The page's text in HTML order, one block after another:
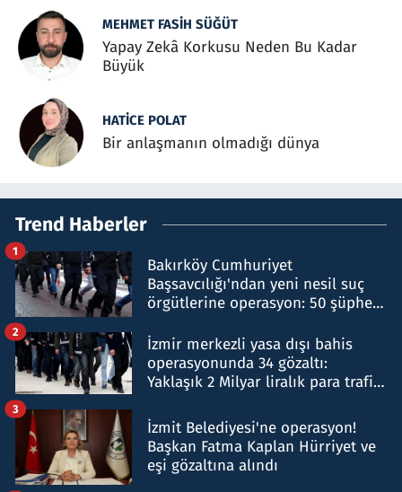
MEHMET FASIH SÜĞÜT
Yapay Zekâ Korkusu Neden Bu Kadar
Büyük
HATICE POLAT
Bir anlaşmanın olmadığı dünya
Trend Haberler
Bakırköy Cumhuriyet
Başsavcılığı'ndan yeni nesil suç
örgütlerine operasyon: 50 şüpheli
1
İzmir merkezli yasa dışı bahis
operasyonunda 34 gözaltı:
Yaklaşık 2 Milyar liralık para trafiği
2
İzmit Belediyesi'ne operasyon!
Başkan Fatma Kaplan Hürriyet ve
eşi gözaltına alındı
3